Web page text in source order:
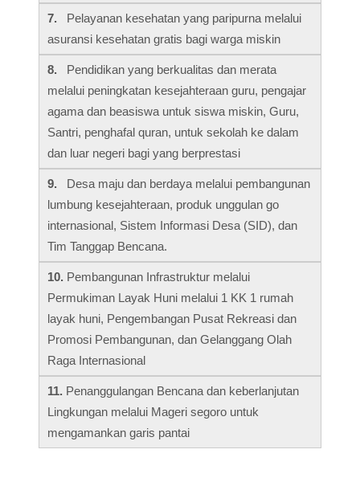
7. Pelayanan kesehatan yang paripurna melalui
asuransi kesehatan gratis bagi warga miskin
8. Pendidikan yang berkualitas dan merata
melalui peningkatan kesejahteraan guru, pengajar
agama dan beasiswa untuk siswa miskin, Guru,
Santri, penghafal quran, untuk sekolah ke dalam
dan luar negeri bagi yang berprestasi
9.
Desa maju dan berdaya melalui pembangunan
lumbung kesejahteraan, produk unggulan go
internasional, Sistem Informasi Desa (SID), dan
Tim Tanggap Bencana.
10. Pembangunan Infrastruktur melalui
Permukiman Layak Huni melalui 1 KK 1 rumah
layak huni, Pengembangan Pusat Rekreasi dan
Promosi Pembangunan, dan Gelanggang Olah
Raga Internasional
11. Penanggulangan Bencana dan keberlanjutan
Lingkungan melalui Mageri segoro untuk
mengamankan garis pantai